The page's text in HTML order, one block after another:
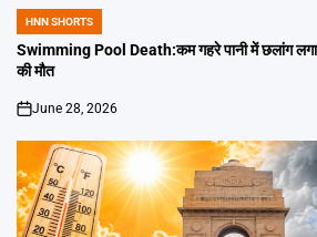
POSTED
IN
HNN SHORTS
Swimming Pool Death:कम गहरे पानी में छलांग
की मौत
on
June 28, 2026